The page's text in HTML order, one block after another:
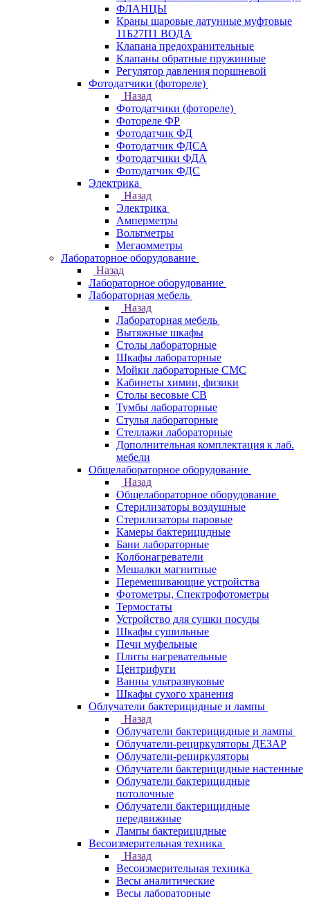
ФЛАНЦЫ
Краны шаровые латунные муфтовые
11Б27П1 ВОДА
Клапана предохранительные
Клапаны обратные пружинные
Регулятор давления поршневой
Фотодатчики (фотореле)
Назад
Фотодатчики (фотореле)
Фотореле ФР
Фотодатчик ФД
Фотодатчик ФДСА
Фотодатчики ФДА
Фотодатчик ФДС
Электрика
Назад
Электрика
Амперметры
Вольтметры
Мегаомметры
Лабораторное оборудование
Назад
Лабораторное оборудование
Лабораторная мебель
Назад
Лабораторная мебель
Вытяжные шкафы
Столы лабораторные
Шкафы лабораторные
Мойки лабораторные СМС
Кабинеты химии, физики
Столы весовые СВ
Тумбы лабораторные
Стулья лабораторные
Стеллажи лабораторные
Дополнительная комплектация к лаб.
мебели
Общелабораторное оборудование
Назад
Общелабораторное оборудование
Стерилизаторы воздушные
Стерилизаторы паровые
Камеры бактерицидные
Бани лабораторные
Колбонагреватели
Мешалки магнитные
Перемешивающие устройства
Фотометры, Спектрофотометры
Термостаты
Устройство для сушки посуды
Шкафы сушильные
Печи муфельные
Плиты нагревательные
Центрифуги
Ванны ультразвуковые
Шкафы сухого хранения
Облучатели бактерицидные и лампы
Назад
Облучатели бактерицидные и лампы
Облучатели-рециркуляторы ДЕЗАР
Облучатели-рециркуляторы
Облучатели бактерицидные настенные
Облучатели бактерицидные
потолочные
Облучатели бактерицидные
передвижные
Лампы бактерицидные
Весоизмерительная техника
Назад
Весоизмерительная техника
Весы аналитические
Весы лабораторные